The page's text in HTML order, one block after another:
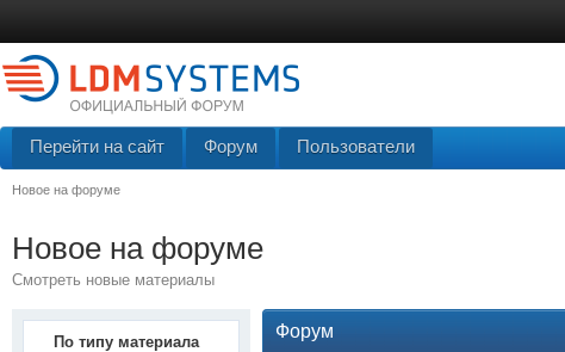
Перейти на сайт Форум Пользователи
Новое на форуме
Новое на форуме
Смотреть новые материалы
По типу материала
Форум